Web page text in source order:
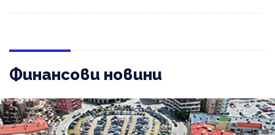
Финансови новини